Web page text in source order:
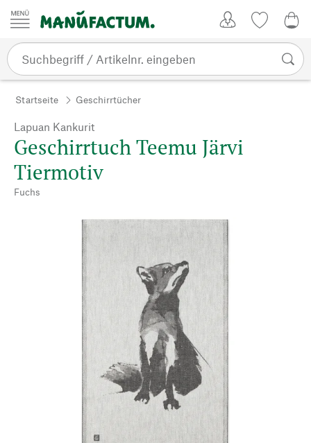
Zum Inhalt springen
Startseite Geschirrtücher
Lapuan Kankurit
Geschirrtuch Teemu Järvi
Tiermotiv
Fuchs